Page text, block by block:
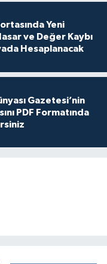
Yeni
ve Değer Kaybı
Hesaplanacak
Gazetesi’nin
PDF Formatında